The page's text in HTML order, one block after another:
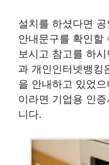
설치를 하셨다면
안내문구를 확인할
보시고 참고를 하
과 개인인터넷뱅킹
을 안내하고 있었
이라면 기업용 인
니다.